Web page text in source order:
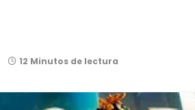
12 Minutos de lectura